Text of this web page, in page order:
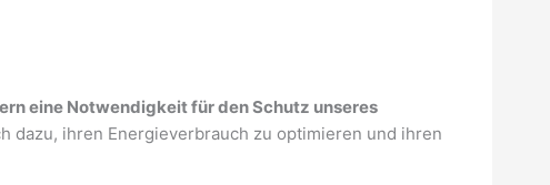
eine Notwendigkeit für den Schutz unseres
dazu, ihren Energieverbrauch zu optimieren und ihren